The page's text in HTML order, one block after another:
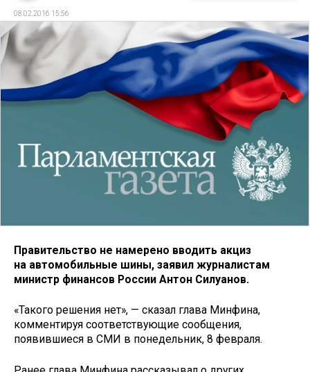
08.02.2016 15:56
Правительство не намерено вводить акциз
на автомобильные шины, заявил журналистам
министр финансов России Антон Силуанов.
«Такого решения нет», — сказал глава Минфина,
комментируя соответствующие сообщения,
появившиеся в СМИ в понедельник, 8 февраля.